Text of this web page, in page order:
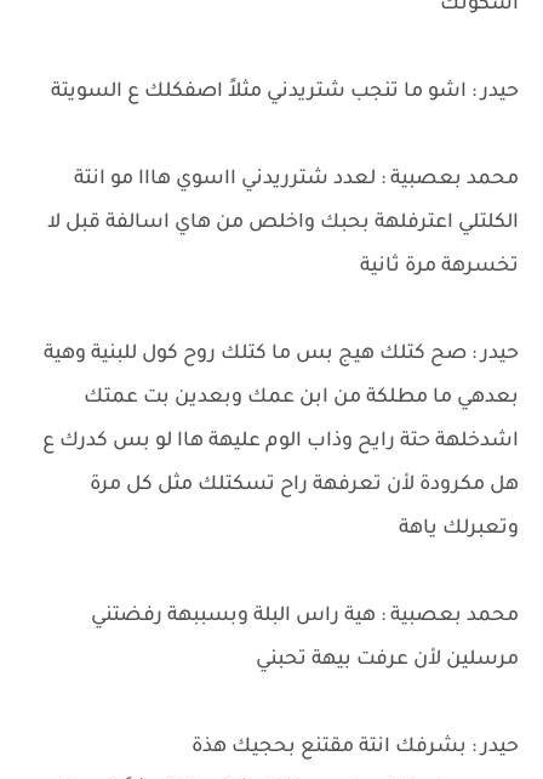
اسكوتك
حيدر : اشو ما تنجب شتريدني مثلاً اصفكلك ع السويتة
محمد بعصبية : لعدد شترريدني ااسوي هااا مو انتة
الكلتلي اعترفلهة بحبك واخلص من هاي اسالفة قبل لا
تخسرهة مرة ثانية
حيدر : صح كتلك هيج بس ما كتلك روح كول للبنية وهية
بعدهي ما مطلكة من ابن عمك وبعدين بت عمتك
اشدخلهة حتة رايح وذاب الوم عليهة هاا لو بس كدرك ع
هل مكرودة لأن تعرفهة راح تسكتلك مثل كل مرة
وتعبرلك ياهة
محمد بعصبية : هية راس البلة وبسببهة رفضتني
مرسلين لأن عرفت بيهة تحبني
حيدر : بشرفك انتة مقتنع بحجيك هذة